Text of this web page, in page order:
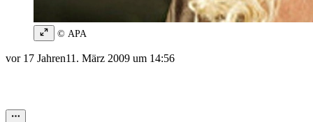
© APA
vor 17 Jahren11. März 2009 um 14:56